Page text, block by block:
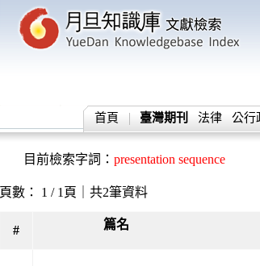
首頁 臺灣期刊 法律 公行
目前檢索字詞： presentation sequence
頁數： 1 / 1頁｜共2筆資料
# 篇名